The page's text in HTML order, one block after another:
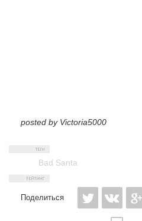
posted by Victoria5000
Bad Santa
Поделиться